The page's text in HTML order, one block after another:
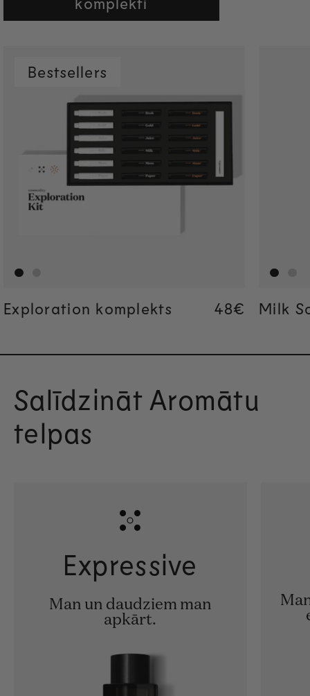
Bestsellers
Exploration komplekts Regular
48€
Regular
48€ Milk
Salīdzināt Aromātu
telpas
Expressive
Man un daudziem man
apkārt.